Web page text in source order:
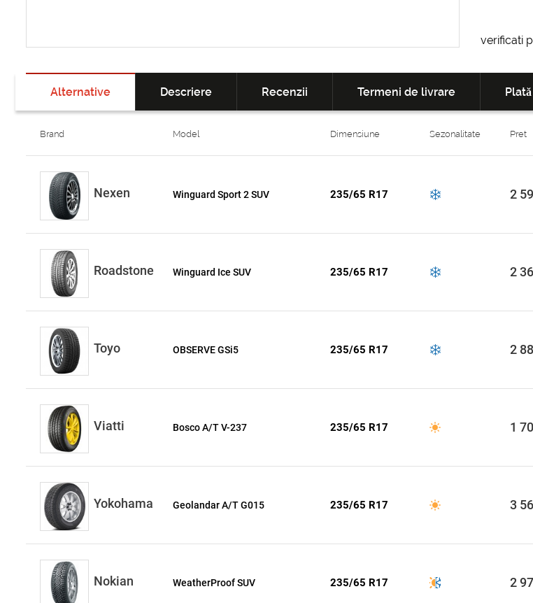
verificati
Alternative Descriere Recenzii Termeni de livrare Plată
Brand Model Dimensiune Sezonalitate Pret
Nexen Winguard Sport 2 SUV 235/65 R17 2
Roadstone Winguard Ice SUV 235/65 R17 2
Toyo OBSERVE GSi5 235/65 R17 2
Viatti Bosco A/T V-237 235/65 R17 1
Yokohama Geolandar A/T G015 235/65 R17 3
Nokian WeatherProof SUV 235/65 R17 2